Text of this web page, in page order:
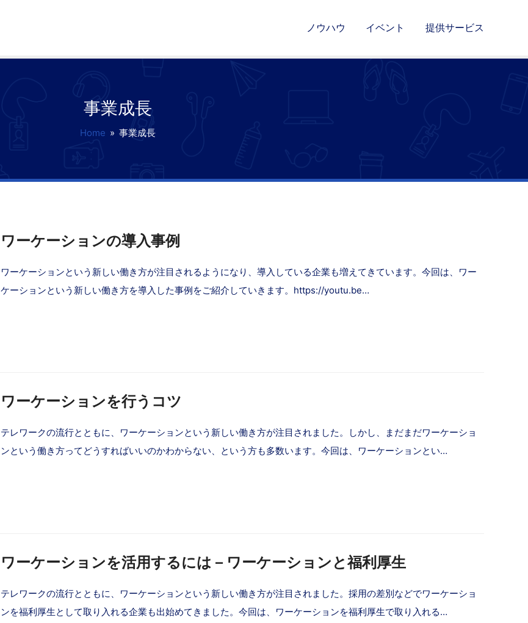
ノウハウ イベント 提供サービス
事業成長
Home » 事業成長
ワーケーションの導入事例
ワーケーションという新しい働き方が注目されるようになり、導入している企業も増えてきています。今回は、ワー
ケーションという新しい働き方を導入した事例をご紹介していきます。https://youtu.be…
ワーケーションを行うコツ
テレワークの流行とともに、ワーケーションという新しい働き方が注目されました。しかし、まだまだワーケーショ
ンという働き方ってどうすればいいのかわからない、という方も多数います。今回は、ワーケーションとい…
ワーケーションを活用するには – ワーケーションと福利厚生
テレワークの流行とともに、ワーケーションという新しい働き方が注目されました。採用の差別などでワーケーショ
ンを福利厚生として取り入れる企業も出始めてきました。今回は、ワーケーションを福利厚生で取り入れる…